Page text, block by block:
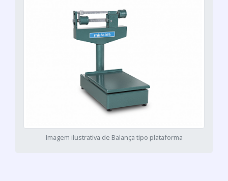
Imagem ilustrativa de Balança tipo plataforma